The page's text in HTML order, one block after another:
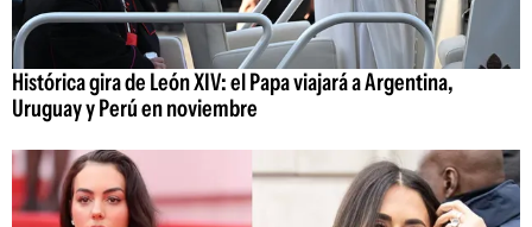
Histórica gira de León XIV: el Papa viajará a Argentina,
Uruguay y Perú en noviembre